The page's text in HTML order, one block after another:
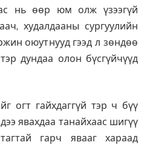
нь өөр юм олж үзээгүй
худалдааны сургуулийн
оюутнууд гээд л зөндөө
дундаа олон бүсгүйчүүд
огт гайхдаггүй тэр ч бүү
явахдаа танайхаас шигүү
гарч явааг хараад